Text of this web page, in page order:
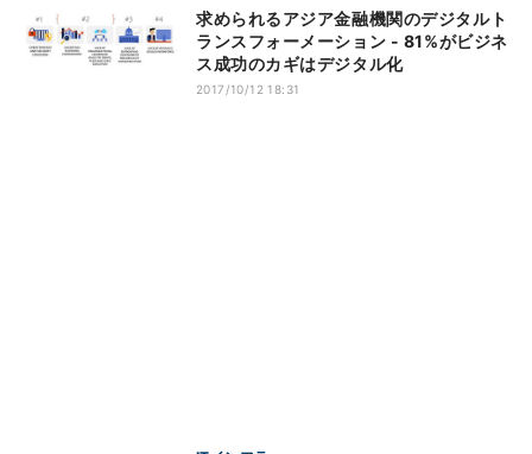
求められるアジア金融機関のデジタルト
ランスフォーメーション - 81%がビジネ
ス成功のカギはデジタル化
2017/10/12 18:31